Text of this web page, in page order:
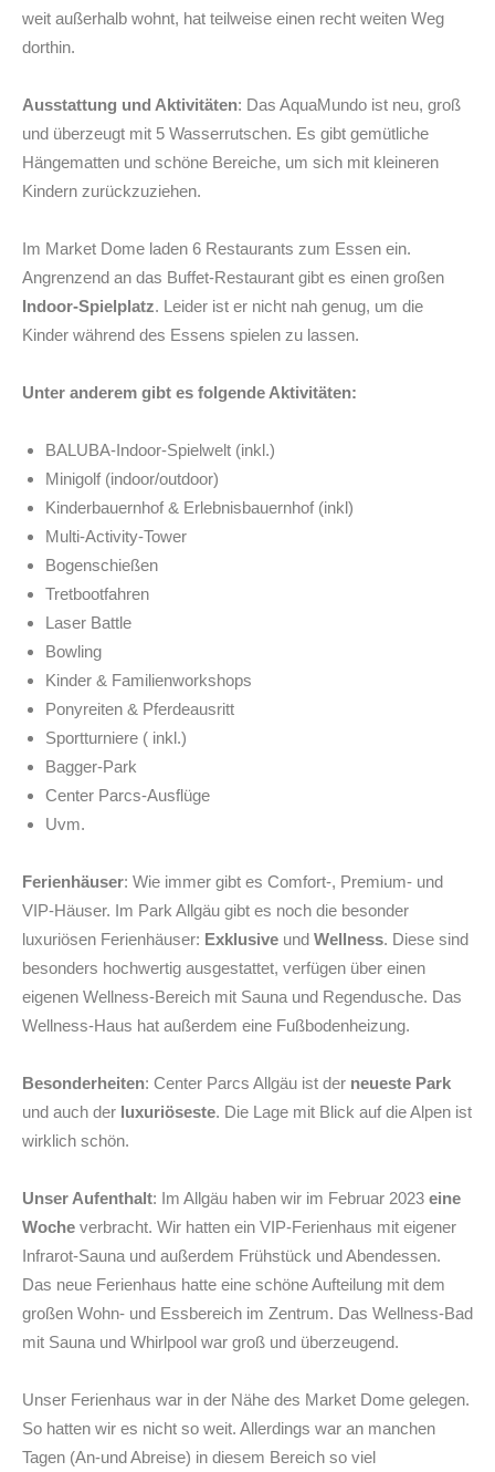
weit außerhalb wohnt, hat teilweise einen recht weiten Weg
dorthin.
Ausstattung und Aktivitäten: Das AquaMundo ist neu, groß
und überzeugt mit 5 Wasserrutschen. Es gibt gemütliche
Hängematten und schöne Bereiche, um sich mit kleineren
Kindern zurückzuziehen.
Im Market Dome laden 6 Restaurants zum Essen ein.
Angrenzend an das Buffet-Restaurant gibt es einen großen
Indoor-Spielplatz. Leider ist er nicht nah genug, um die
Kinder während des Essens spielen zu lassen.
Unter anderem gibt es folgende Aktivitäten:
BALUBA-Indoor-Spielwelt (inkl.)
Minigolf (indoor/outdoor)
Kinderbauernhof & Erlebnisbauernhof (inkl)
Multi-Activity-Tower
Bogenschießen
Tretbootfahren
Laser Battle
Bowling
Kinder & Familienworkshops
Ponyreiten & Pferdeausritt
Sportturniere ( inkl.)
Bagger-Park
Center Parcs-Ausflüge
Uvm.
Ferienhäuser: Wie immer gibt es Comfort-, Premium- und
VIP-Häuser. Im Park Allgäu gibt es noch die besonder
luxuriösen Ferienhäuser: Exklusive und Wellness. Diese sind
besonders hochwertig ausgestattet, verfügen über einen
eigenen Wellness-Bereich mit Sauna und Regendusche. Das
Wellness-Haus hat außerdem eine Fußbodenheizung.
Besonderheiten: Center Parcs Allgäu ist der neueste Park
und auch der luxuriöseste. Die Lage mit Blick auf die Alpen ist
wirklich schön.
Unser Aufenthalt: Im Allgäu haben wir im Februar 2023 eine
Woche verbracht. Wir hatten ein VIP-Ferienhaus mit eigener
Infrarot-Sauna und außerdem Frühstück und Abendessen.
Das neue Ferienhaus hatte eine schöne Aufteilung mit dem
großen Wohn- und Essbereich im Zentrum. Das Wellness-Bad
mit Sauna und Whirlpool war groß und überzeugend.
Unser Ferienhaus war in der Nähe des Market Dome gelegen.
So hatten wir es nicht so weit. Allerdings war an manchen
Tagen (An-und Abreise) in diesem Bereich so viel